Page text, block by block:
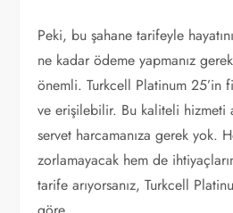
Peki, bu şahane tarifeyle
ne kadar ödeme yapmanız
önemli. Turkcell Platinum 25’in
ve erişilebilir. Bu kaliteli
servet harcamanıza gerek yok.
zorlamayacak hem de
tarife arıyorsanız, Turkcell